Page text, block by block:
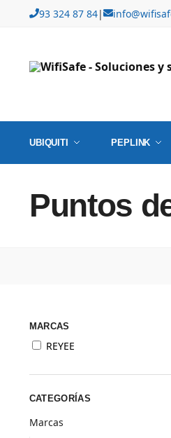
93 324 87 84|
UBIQUITI PEPLINK
Puntos
MARCAS
REYEE
CATEGORÍAS
Marcas